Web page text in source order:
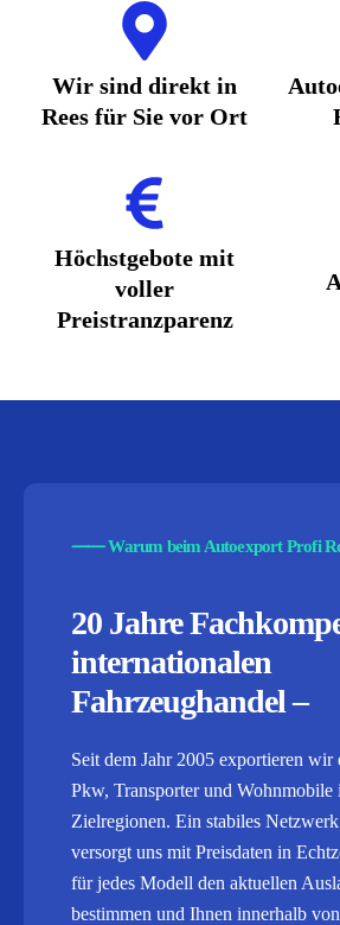
Wir sind direkt in
Rees für Sie vor Ort
Höchstgebote mit
voller
Preistranzparenz
⸺Warum beim Autoexport Profi
20 Jahre
internationalen
Fahrzeughandel –
Seit dem Jahr 2005 exportieren wir
Pkw, Transporter und Wohnmobile
Zielregionen. Ein stabiles
versorgt uns mit Preisdaten in
für jedes Modell den aktuellen
bestimmen und Ihnen innerhalb